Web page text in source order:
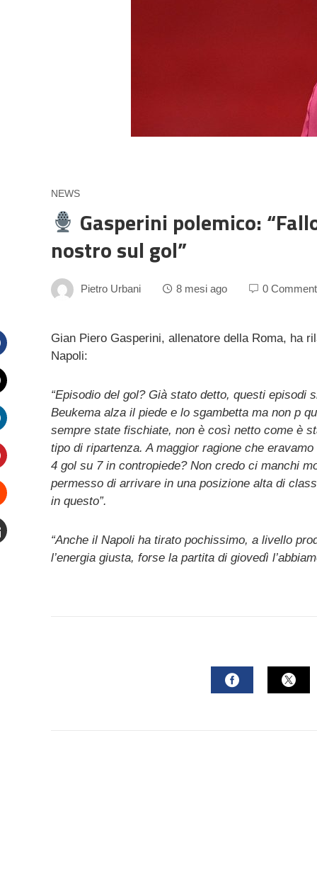
NEWS
Gasperini polemico:
nostro sul gol”
Pietro Urbani 8 mesi ago 0
Gian Piero Gasperini, allenatore della Roma, ha
Napoli:
“Episodio del gol? Già stato detto, questi
Beukema alza il piede e lo sgambetta ma non p
sempre state fischiate, non è così netto come è
tipo di ripartenza. A maggior ragione che
4 gol su 7 in contropiede? Non credo ci manchi
permesso di arrivare in una posizione alta di
in questo”.
“Anche il Napoli ha tirato pochissimo, a livello
l’energia giusta, forse la partita di giovedì